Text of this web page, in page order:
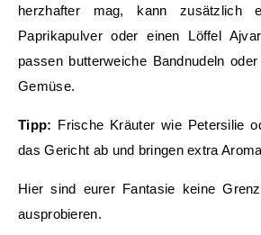
herzhafter mag, kann zusätzlich
Paprikapulver oder einen Löffel
passen butterweiche Bandnudeln
Gemüse.
Tipp: Frische Kräuter wie Petersilie
das Gericht ab und bringen extra
Hier sind eurer Fantasie keine
ausprobieren.